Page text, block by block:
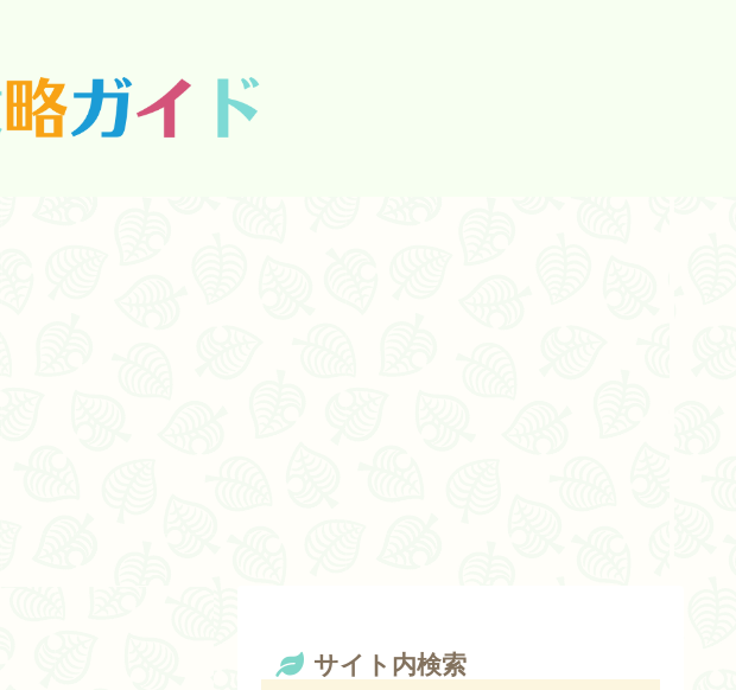
サイト内検索